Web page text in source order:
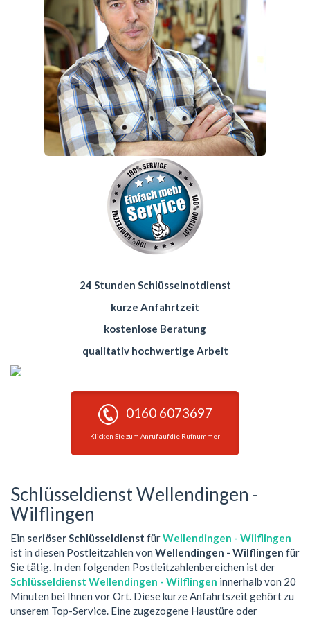
24 Stunden Schlüsselnotdienst
kurze Anfahrtzeit
kostenlose Beratung
qualitativ hochwertige Arbeit
0160 6073697
Klicken Sie zum Anruf auf die Rufnummer
Schlüsseldienst Wellendingen -
Wilflingen
Ein seriöser Schlüsseldienst fürWellendingen - Wilflingen
ist in diesen Postleitzahlen von Wellendingen - Wilflingen für
Sie tätig. In den folgenden Postleitzahlenbereichen ist der
Schlüsseldienst Wellendingen - Wilflingen innerhalb von 20
Minuten bei Ihnen vor Ort. Diese kurze Anfahrtszeit gehört zu
unserem Top-Service. Eine zugezogene Haustüre oder